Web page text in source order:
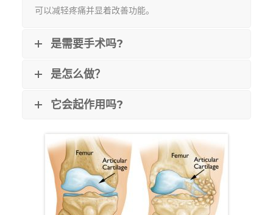
可以减轻疼痛并显着改善功能。
是需要手术吗?
是怎么做？
它会起作用吗?